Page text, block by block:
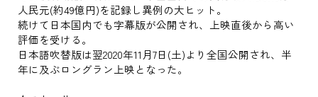
人民元(約49億円)を記録し異例の大ヒット。
続けて日本国内でも字幕版が公開され、上映直後から高い
評価を受ける。
日本語吹替版は翌2020年11月7日(土)より全国公開され、半
年に及ぶロングラン上映となった。